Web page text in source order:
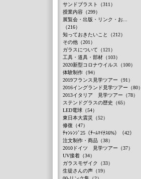
サンドブラスト（311）
授業内容（299）
展覧会・出版・リンク・お...
（216）
知っておきたいこと（212）
その他（201）
ガラスについて（121）
工具・道具・部材（103）
2020新型コロナウイルス（100）
体験制作（94）
2019フランス見学ツアー（91）
2016イングランド見学ツアー（80）
2013イタリア 見学ツアー（78）
ステンドグラスの歴史（65）
LED電球（54）
東日本大震災（52）
修復（47）
ﾁｬﾝﾚﾝｼﾞ25（ﾁｰﾑﾏｲﾅｽ6%）（42）
注文制作・商品（38）
2010ドイツ 見学ツアー（37）
UV接着（34）
ガラスモザイク（33）
生徒さんの声（19）